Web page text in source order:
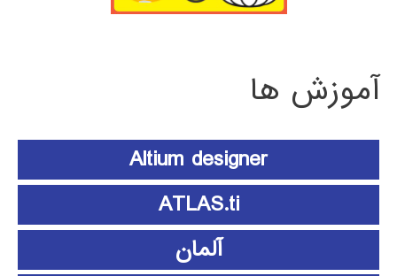
آموزش ها
Altium designer
ATLAS.ti
آلمان